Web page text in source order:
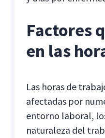
Factores
en las
Las horas de
afectadas por
entorno laboral,
naturaleza del